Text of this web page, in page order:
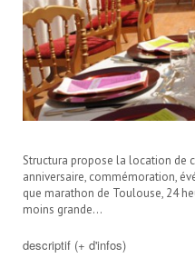
Structura propose la location de
anniversaire, commémoration,
que marathon de Toulouse, 24
moins grande…
descriptif (+ d'infos)